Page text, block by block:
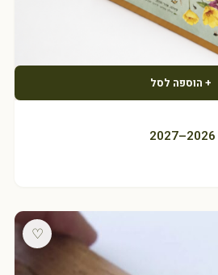
+ הוספה לסל
♡